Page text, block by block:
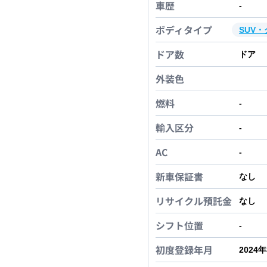
車歴 -
ボディタイプ SUV・
ドア数 ドア
外装色
燃料
-
輸入区分 -
AC -
新車保証書 なし
リサイクル預託金 なし
シフト位置 -
初度登録年月 2024年